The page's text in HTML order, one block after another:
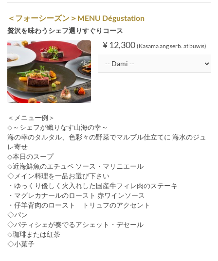
＜フォーシーズン＞MENU Dégustation
贅沢を味わうシェフ選りすぐりコース
¥ 12,300 (Kasama ang serb. at buwis)
＜メニュー例＞
◇～シェフが織りなす山海の幸～
海の幸のタルタル、色彩々の野菜でマルブル仕立てに 海水のジュ
レ寄せ
◇本日のスープ
◇近海鮮魚のエチュベ ソース・マリニエール
◇メイン料理を一品お選び下さい
・ゆっくり優しく火入れした国産牛フィレ肉のステーキ
・マグレカナールのロースト 赤ワインソース
・仔羊背肉のロースト トリュフのアクセント
◇パン
◇パティシェが奏でるアシェット・デセール
◇珈琲または紅茶
◇小菓子